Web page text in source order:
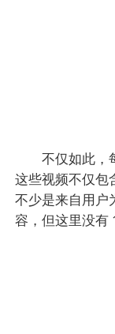
不仅如此，每
这些视频不仅包
不少是来自用户
容，但这里没有